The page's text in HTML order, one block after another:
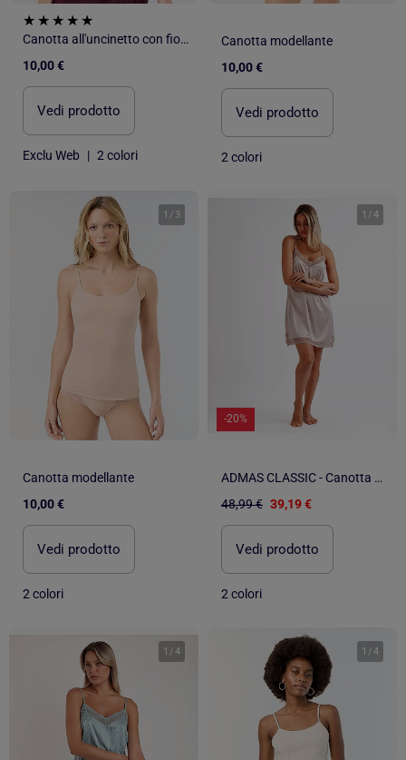
Canotta all'uncinetto con fiori ricamati
10,00 €
Vedi prodotto
Exclu Web | 2 colori
Canotta modellante
10,00 €
Vedi prodotto
2 colori
1 / 3
Canotta modellante
10,00 €
Vedi prodotto
2 colori
1 /4
-20%
ADMAS CLASSIC - Canotta da sposa con spalline in pizzo a pois da donna
48,99 € 39,19 €
Vedi prodotto
2 colori
1 /4 1 /4